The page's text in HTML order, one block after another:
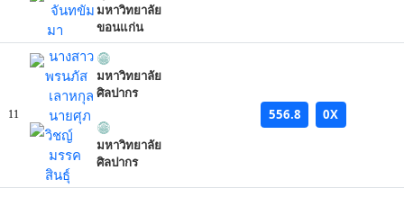
จันทขัม
มา
มหาวิทยาลัย
ขอนแก่น
11
นางสาว
พรนภัส
เลาหกุล
มหาวิทยาลัย
ศิลปากร
นายศุภ
วิชญ์
มรรค
สินธุ์
มหาวิทยาลัย
ศิลปากร
556.8 0X